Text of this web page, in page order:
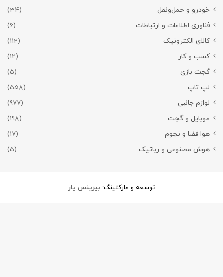
خودرو و حمل‌و‌نقل
(34)
فناوری اطلاعات و ارتباطات
(6)
کالای الکترونیک
(112)
کسب و کار
(12)
گجت بازی
(5)
لپ تاپ
(558)
لوازم جانبی
(977)
موبایل و گجت
(198)
هوا فضا و نجوم
(17)
هوش مصنوعی و رباتیک
(5)
توسعه و مارکتینگ: بیزینس یار